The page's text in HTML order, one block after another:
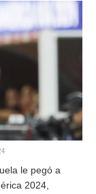
le pegó a
2024,